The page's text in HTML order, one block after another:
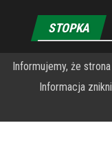
STOPKA
O Fundacji
Wykonanie
Informujemy, że
Informacja